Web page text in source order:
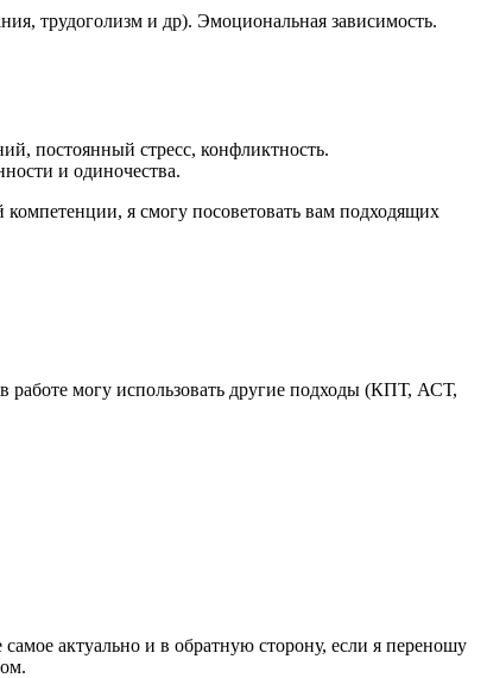
трудоголизм и др). Эмоциональная зависимость.
постоянный стресс, конфликтность.
и одиночества.
компетенции, я смогу посоветовать вам подходящих
могу использовать другие подходы (КПТ, АСТ,
актуально и в обратную сторону, если я переношу